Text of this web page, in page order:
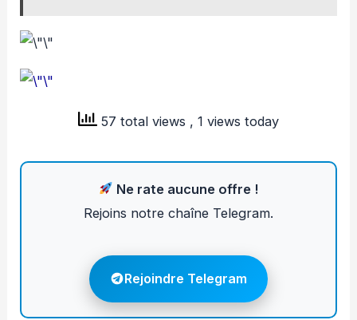
57 total views , 1 views today
Ne rate aucune offre !
Rejoins notre chaîne Telegram.
Rejoindre Telegram